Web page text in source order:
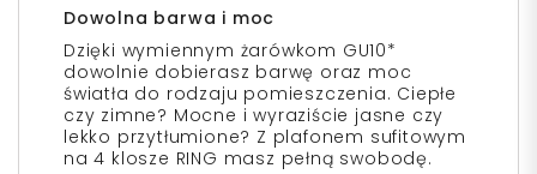
Dowolna barwa i moc
Dzięki wymiennym żarówkom GU10*
dowolnie dobierasz barwę oraz moc
światła do rodzaju pomieszczenia. Ciepłe
czy zimne? Mocne i wyraziście jasne czy
lekko przytłumione? Z plafonem sufitowym
na 4 klosze RING masz pełną swobodę.